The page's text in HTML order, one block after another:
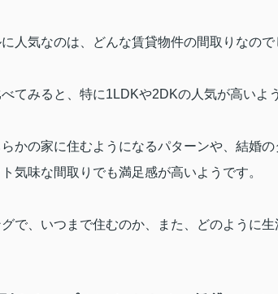
人気なのは、どんな賃貸物件の間取りなので
てみると、特に1LDKや2DKの人気が高いよ
かの家に住むようになるパターンや、結婚
気味な間取りでも満足感が高いようです。
で、いつまで住むのか、また、どのように